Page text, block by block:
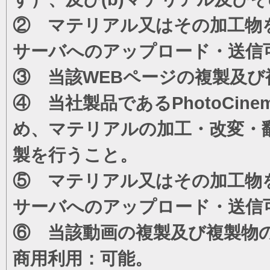
② マテリアル又はその加工物
サーバへのアップロード・送信
③ 当該WEBページの複製及び
④ 当社製品である
め、マテリアルの加工・改変
製を行うこと。
⑤ マテリアル又はその加工物
サーバへのアップロード・送信
⑥ 当該動画の複製及び複製物
商用利用：可能。